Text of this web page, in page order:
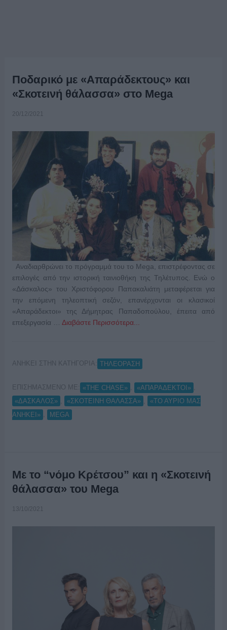
Ποδαρικό με «Απαράδεκτους» και
«Σκοτεινή θάλασσα» στο Mega
20/12/2021
Αναδιαρθρώνει το πρόγραμμά του το Mega, επιστρέφοντας σε
επιλογές από την ιστορική ταινιοθήκη της Τηλέτυπος. Ενώ ο
«Δάσκαλος» του Χριστόφορου Παπακαλιάτη μεταφέρεται για
την επόμενη τηλεοπτική σεζόν, επανέρχονται οι κλασικοί
«Απαράδεκτοι» της Δήμητρας Παπαδοπούλου, έπειτα από
επεξεργασία … Διαβάστε Περισσότερα...
ΑΝΗΚΕΙ ΣΤΗΝ ΚΑΤΗΓΟΡΙΑ: ΤΗΛΕΟΡΑΣΗ
ΕΠΙΣΗΜΑΣΜΕΝΟ ΜΕ: «THE CHASE» «ΑΠΑΡΑΔΕΚΤΟΙ»
«ΔΑΣΚΑΛΟΣ»
«ΣΚΟΤΕΙΝΗ ΘΑΛΑΣΣΑ»
«ΤΟ ΑΥΡΙΟ ΜΑΣ
ΑΝΗΚΕΙ»
MEGA
Με το “νόμο Κρέτσου” και η «Σκοτεινή
θάλασσα» του Mega
13/10/2021